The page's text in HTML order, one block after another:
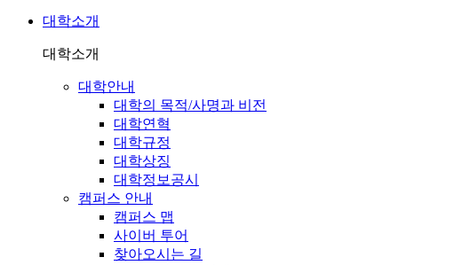
대학소개
대학소개
대학안내
대학의 목적/사명과 비전
대학연혁
대학규정
대학상징
대학정보공시
캠퍼스 안내
캠퍼스 맵
사이버 투어
찾아오시는 길